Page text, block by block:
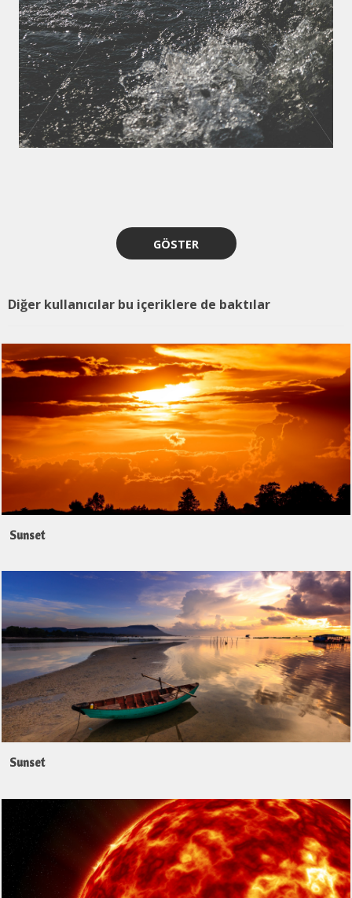
GÖSTER
Diğer kullanıcılar bu içeriklere de baktılar
Sunset
Sunset